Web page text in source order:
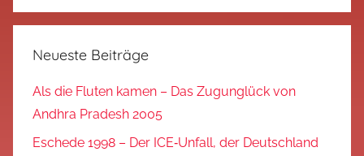
Neueste Beiträge
Als die Fluten kamen – Das Zugunglück von
Andhra Pradesh 2005
Eschede 1998 – Der ICE‑Unfall, der Deutschland